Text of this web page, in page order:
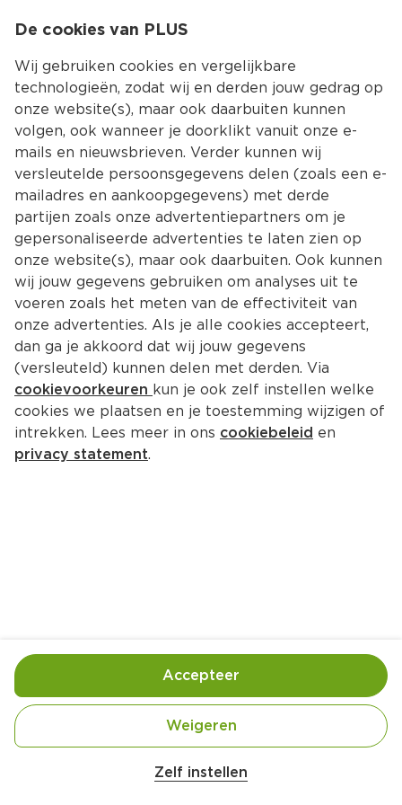
Kies jouw
Terug Producten
Bolsius Geurglas kurk True Joy
Floral Blessing
Handige informatie over dit product
0
Belangrijke veiligheidswaarschuwing
De cookies van PLUS
Wij gebruiken cookies en vergelijkbare
technologieën, zodat wij en derden jouw gedrag op
onze website(s), maar ook daarbuiten kunnen
volgen, ook wanneer je doorklikt vanuit onze e-
mails en nieuwsbrieven. Verder kunnen wij
versleutelde persoonsgegevens delen (zoals een e-
mailadres en aankoopgegevens) met derde
partijen zoals onze advertentiepartners om je
gepersonaliseerde advertenties te laten zien op
onze website(s), maar ook daarbuiten. Ook kunnen
wij jouw gegevens gebruiken om analyses uit te
voeren zoals het meten van de effectiviteit van
onze advertenties. Als je alle cookies accepteert,
dan ga je akkoord dat wij jouw gegevens
(versleuteld) kunnen delen met derden. Via
cookievoorkeuren kun je ook zelf instellen welke
cookies we plaatsen en je toestemming wijzigen of
intrekken. Lees meer in ons cookiebeleid en
privacy statement.
Zelf instellen
Weigeren
Accepteer